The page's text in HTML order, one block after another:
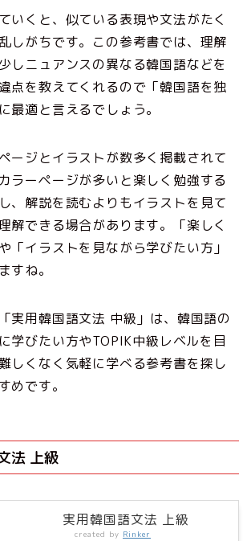
いくと、似ている表現や文法がたく
しがちです。この参考書では、理解
しニュアンスの異なる韓国語などを
点を教えてくれるので「韓国語を独
最適と言えるでしょう。
ージとイラストが数多く掲載されて
ラーページが多いと楽しく勉強する
、解説を読むよりもイラストを見て
解できる場合があります。「楽しく
「イラストを見ながら学びたい方」
すね。
実用韓国語文法 中級」は、韓国語の
学びたい方やTOPIK中級レベルを目
しくなく気軽に学べる参考書を探し
めです。
法 上級
実用韓国語文法 上級
created by Rinker